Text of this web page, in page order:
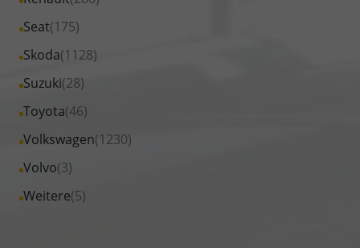
Opel
anzeigen
Peugeot
anzeigen
Fahrzeuge
Renault
anzeigen
Seat(175)
Alle
Fahrzeuge
Seat
anzeigen
Skoda(1128)
Alle
Fahrzeuge
Skoda
anzeigen
Suzuki(28)
Alle
Fahrzeuge
Suzuki
anzeigen
Toyota(46)
Alle
Fahrzeuge
Toyota
anzeigen
Volkswagen(1230)
Alle
Fahrzeuge
Volkswagen
Volvo(3)
Alle
Fahrzeuge
Weitere(5)
Alle